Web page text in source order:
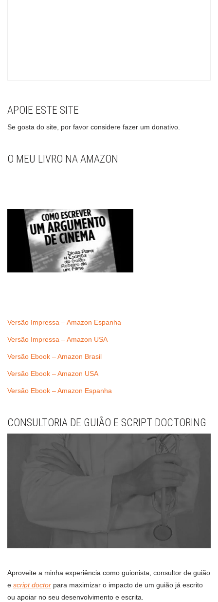
APOIE ESTE SITE
Se gosta do site, por favor considere fazer um donativo.
O MEU LIVRO NA AMAZON
Versão Impressa – Amazon Espanha
Versão Impressa – Amazon USA
Versão Ebook – Amazon Brasil
Versão Ebook – Amazon USA
Versão Ebook – Amazon Espanha
CONSULTORIA DE GUIÃO E SCRIPT DOCTORING
Aproveite a minha experiência como guionista, consultor de guião
e script doctor para maximizar o impacto de um guião já escrito
ou apoiar no seu desenvolvimento e escrita.